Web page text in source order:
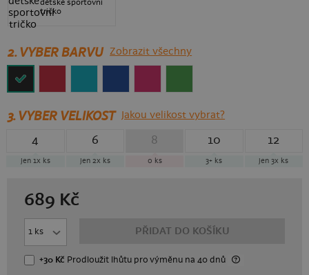
dětské sportovní
tričko
2. VYBER BARVU Zobrazit všechny
3.VYBER VELIKOST Jakou velikost vybrat?
4
jen 1x ks
6
jen 2x ks
8
0 ks
10
3+ ks
12
jen 3x ks
689 Kč
PŘIDAT DO KOŠÍKU
+30 Kč Prodloužit lhůtupro výměnu na 40 dnů